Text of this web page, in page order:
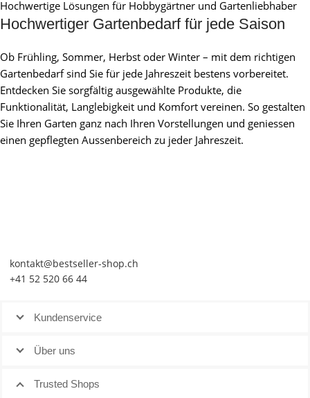
Hochwertige Lösungen für Hobbygärtner und Gartenliebhaber
Hochwertiger Gartenbedarf für jede Saison
Ob Frühling, Sommer, Herbst oder Winter – mit dem richtigen
Gartenbedarf sind Sie für jede Jahreszeit bestens vorbereitet.
Entdecken Sie sorgfältig ausgewählte Produkte, die
Funktionalität, Langlebigkeit und Komfort vereinen. So gestalten
Sie Ihren Garten ganz nach Ihren Vorstellungen und geniessen
einen gepflegten Aussenbereich zu jeder Jahreszeit.
kontakt@bestseller-shop.ch
+41 52 520 66 44
Kundenservice
Über uns
Trusted Shops